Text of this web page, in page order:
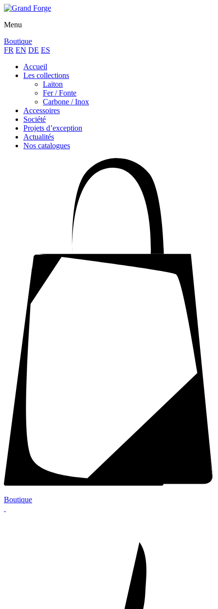
Menu
Boutique
FR EN DE ES
Accueil
Les collections
Laiton
Fer / Fonte
Carbone / Inox
Accessoires
Société
Projets d’exception
Actualités
Nos catalogues
Boutique